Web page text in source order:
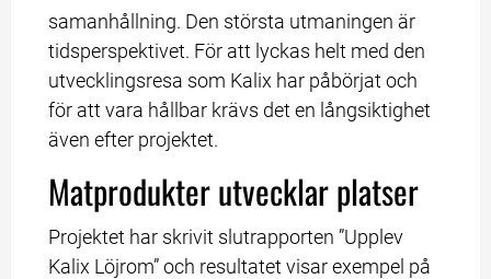
samanhållning. Den största utmaningen är
tidsperspektivet. För att lyckas helt med den
utvecklingsresa som Kalix har påbörjat och
för att vara hållbar krävs det en långsiktighet
även efter projektet.
Matprodukter utvecklar platser
Projektet har skrivit slutrapporten ”Upplev
Kalix Löjrom” och resultatet visar exempel på